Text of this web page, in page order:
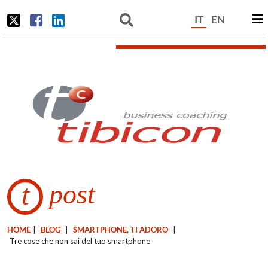
IT EN
t post
HOME BLOG SMARTPHONE, TI ADORO
Tre cose che non sai del tuo smartphone